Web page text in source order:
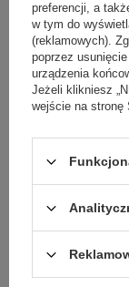
#mama4877_OUTLET
9,99 zł
preferencji, a
w tym do
(reklamowych).
poprzez
urządzenia
Jeżeli klikniesz
wejście na stronę